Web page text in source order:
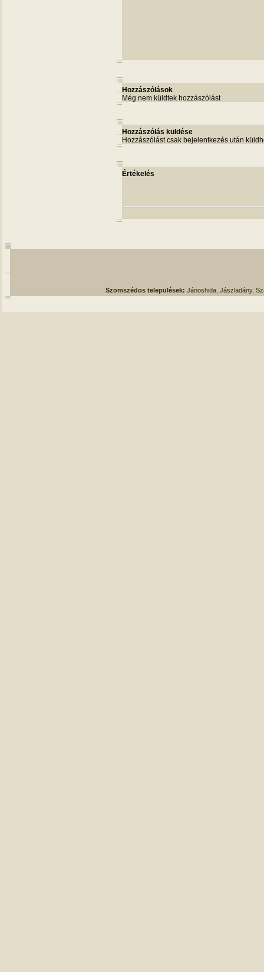
Hozzászólások
Még nem küldtek hozzászólást
Hozzászólás küldése
Hozzászólást csak bejelentkezés után
Értékelés
Szomszédos települések: Jánoshida, Jászladány,